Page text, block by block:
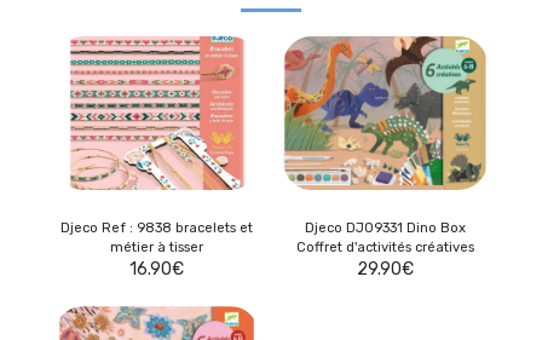
Djeco Ref : 9838 bracelets et
métier à tisser
16.90€
Djeco DJ09331 Dino Box
Coffret d'activités créatives
29.90€